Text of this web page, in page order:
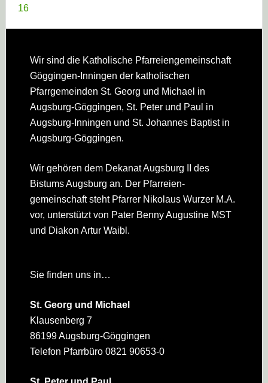
16
Footer
Wir sind die Katholische Pfarreien­gemeinschaft
Göggingen-Inningen der katholischen
Pfarrgemeinden St. Georg und Michael in
Augsburg-Göggingen, St. Peter und Paul in
Augsburg-Inningen und St. Johannes Baptist in
Augsburg-Göggingen.
Wir gehören dem Dekanat Augsburg II des
Bistums Augsburg an. Der Pfarreien­
gemeinschaft steht Pfarrer Nikolaus Wurzer M.A.
vor, unterstützt von Pater Benny Augustine MST
und Diakon Artur Waibl.
Sie finden uns in…
St. Georg und Michael
Klausenberg 7
86199 Augsburg-Göggingen
Telefon Pfarrbüro 0821 90653-0